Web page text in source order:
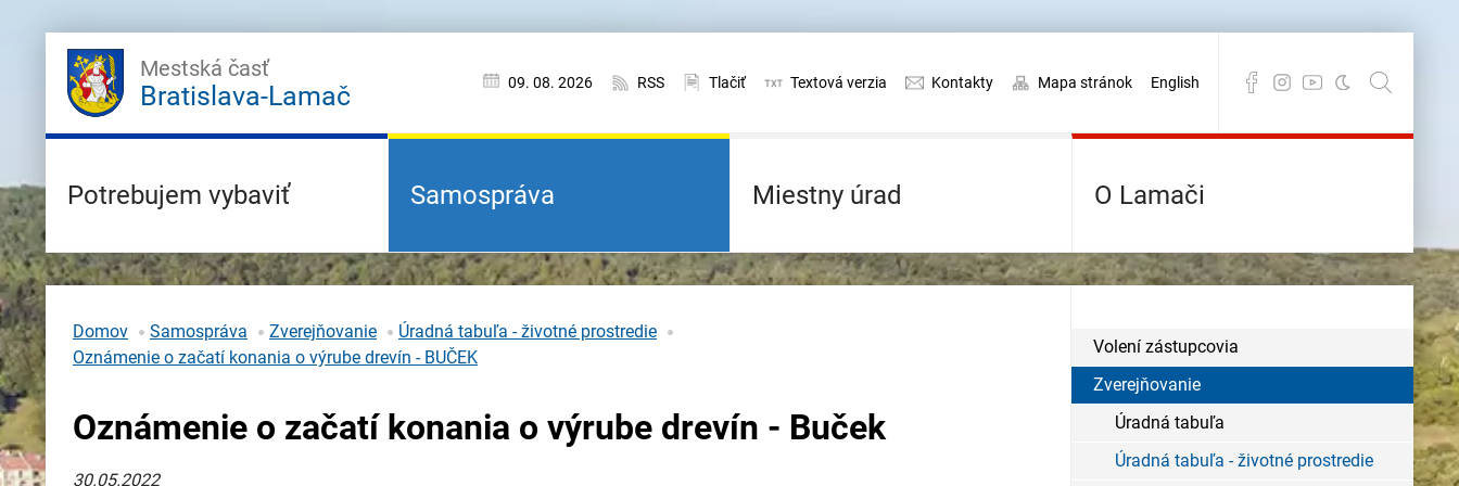
Mestská časť
Bratislava-Lamač 09. 08. 2026 RSS Tlačiť Textová verzia Kontakty Mapa stránok English
Potrebujem vybaviť Samospráva Miestny úrad O Lamači
Domov Samospráva Zverejňovanie
Úradná tabuľa - životné prostredie
Oznámenie o začatí konania o výrube drevín - BUČEK
Oznámenie o začatí konania o výrube drevín - Buček
30.05.2022
Volení zástupcovia
Zverejňovanie
Úradná tabuľa
Úradná tabuľa - životné prostredie